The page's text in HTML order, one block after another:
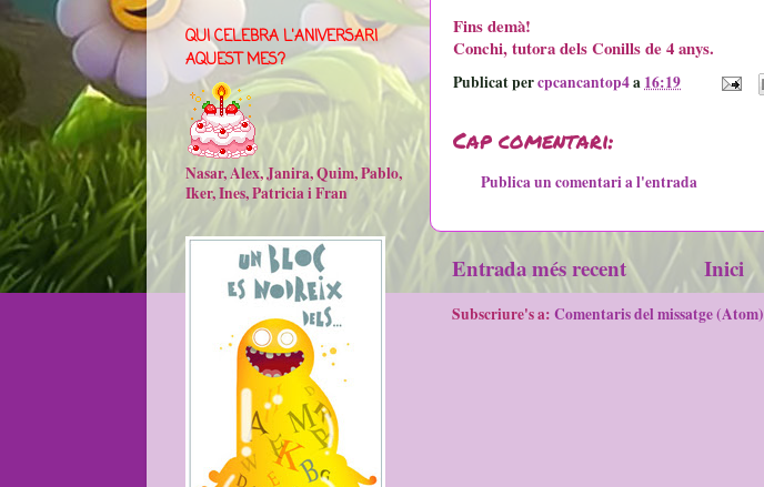
Fins demà!
Conchi, tutora dels Conills de 4 anys.
Publicat percpcancantop4a 16:19
Cap comentari:
Publica un comentari a l'entrada
Entrada més recent Inici
Subscriure's a: Comentaris del missatge (Atom)
QUI CELEBRA L'ANIVERSARI
AQUEST MES?
Nasar, Alex, Janira, Quim, Pablo,
Iker, Ines, Patricia i Fran